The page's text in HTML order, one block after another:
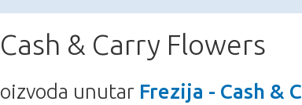
& Carry Flowers
unutar Frezija - Cash &